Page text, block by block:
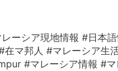
ーシア現地情報 #日本
在マ邦人 #マレーシア
#マレーシア情報 #